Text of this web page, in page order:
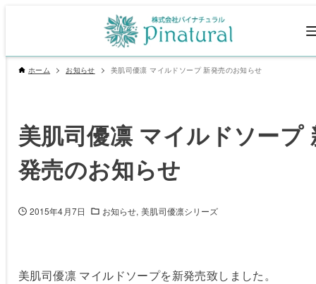
ホーム お知らせ 美肌司優凛 マイルドソープ 新発売のお知らせ
美肌司優凛 マイルドソープ
発売のお知らせ
2015年4月7日 お知らせ 美肌司優凛シリーズ
美肌司優凛 マイルドソープを新発売致しました。